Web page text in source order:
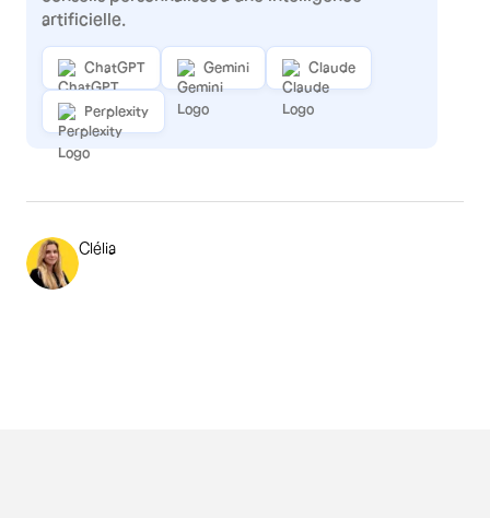
artificielle.
ChatGPT Gemini Claude
Perplexity
Clélia